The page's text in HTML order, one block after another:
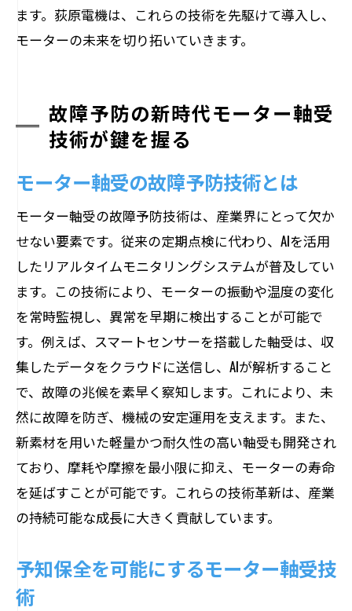
ます。荻原電機は、これらの技術を先駆けて導入し、
モーターの未来を切り拓いていきます。
故障予防の新時代モーター軸受
技術が鍵を握る
モーター軸受の故障予防技術とは
モーター軸受の故障予防技術は、産業界にとって欠か
せない要素です。従来の定期点検に代わり、AIを活用
したリアルタイムモニタリングシステムが普及してい
ます。この技術により、モーターの振動や温度の変化
を常時監視し、異常を早期に検出することが可能で
す。例えば、スマートセンサーを搭載した軸受は、収
集したデータをクラウドに送信し、AIが解析すること
で、故障の兆候を素早く察知します。これにより、未
然に故障を防ぎ、機械の安定運用を支えます。また、
新素材を用いた軽量かつ耐久性の高い軸受も開発され
ており、摩耗や摩擦を最小限に抑え、モーターの寿命
を延ばすことが可能です。これらの技術革新は、産業
の持続可能な成長に大きく貢献しています。
予知保全を可能にするモーター軸受技
術